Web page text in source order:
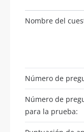
Nombre del
Número de
Número de
para la prueba: